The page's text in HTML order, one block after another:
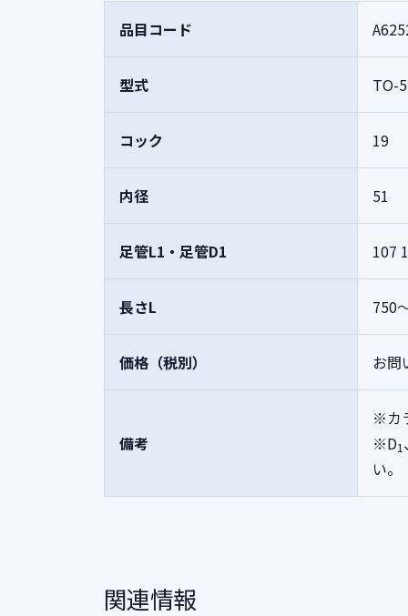
品目コード
型式 TO-
コック 19
内径 51
足管L1・足管D1 107
長さL 750
価格（税別） お問
備考
※カ
※D1
い。
関連情報